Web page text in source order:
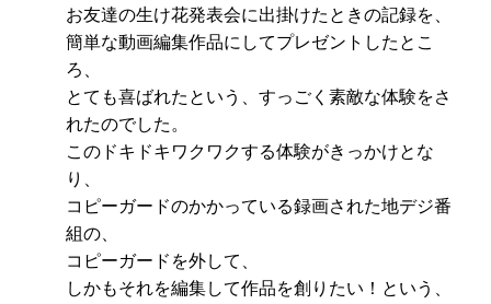
お友達の生け花発表会に出掛けたときの記録を、
簡単な動画編集作品にしてプレゼントしたとこ
ろ、
とても喜ばれたという、すっごく素敵な体験をさ
れたのでした。
このドキドキワクワクする体験がきっかけとな
り、
コピーガードのかかっている録画された地デジ番
組の、
コピーガードを外して、
しかもそれを編集して作品を創りたい！という、